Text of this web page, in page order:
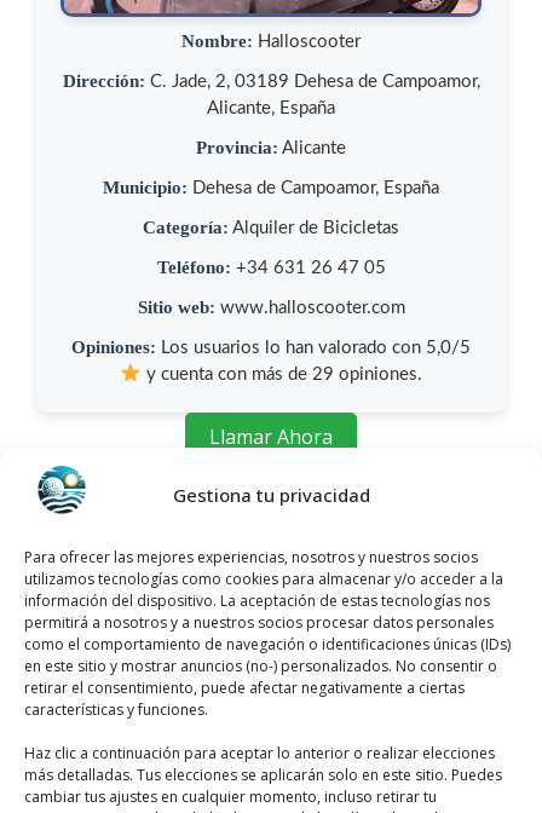
Gestiona tu privacidad
Para ofrecer las mejores experiencias, nosotros y nuestros socios
utilizamos tecnologías como cookies para almacenar y/o acceder a la
información del dispositivo. La aceptación de estas tecnologías nos
permitirá a nosotros y a nuestros socios procesar datos personales
como el comportamiento de navegación o identificaciones únicas (IDs)
en este sitio y mostrar anuncios (no-) personalizados. No consentir o
retirar el consentimiento, puede afectar negativamente a ciertas
características y funciones.
Haz clic a continuación para aceptar lo anterior o realizar elecciones
más detalladas. Tus elecciones se aplicarán solo en este sitio. Puedes
cambiar tus ajustes en cualquier momento, incluso retirar tu
Nombre: Halloscooter
Dirección: C. Jade, 2, 03189 Dehesa de Campoamor,
Alicante, España
Provincia: Alicante
Municipio: Dehesa de Campoamor, España
Categoría: Alquiler de Bicicletas
Teléfono: +34 631 26 47 05
Sitio web: www.halloscooter.com
Opiniones: Los usuarios lo han valorado con 5,0/5
y cuenta con más de 29 opiniones.
Llamar Ahora
Como llegar a Halloscooter
Halloscooterse encuentra ubicado en C.
Jade, 2, 03189 Dehesa de Campoamor,
Alicante, España, utiliza el siguientemapa
para localizarlos: